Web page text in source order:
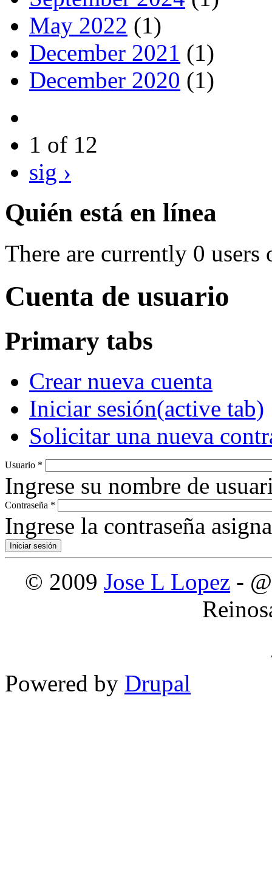
May 2022 (1)
December 2021 (1)
December 2020 (1)
1 of 12
sig ›
Quién está en línea
There are currently 0 users
Cuenta de usuario
Primary tabs
Crear nueva cuenta
Iniciar sesión(active tab)
Solicitar una nueva
Usuario *
Ingrese su nombre de
Contraseña *
Ingrese la contraseña
© 2009 Jose L Lopez -
Powered by Drupal